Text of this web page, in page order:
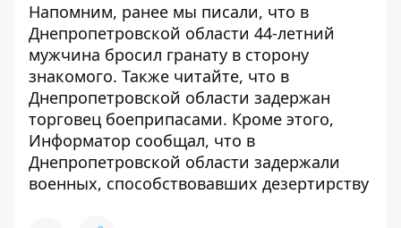
Напомним, ранее мы писали, что в
Днепропетровской области 44-летний
мужчина бросил гранату в сторону
знакомого. Также читайте, что в
Днепропетровской области задержан
торговец боеприпасами. Кроме этого,
Информатор сообщал, что в
Днепропетровской области задержали
военных, способствовавших дезертирству